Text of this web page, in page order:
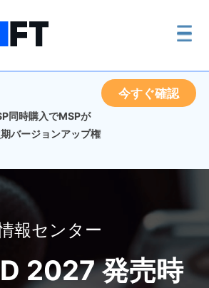
同時購入でMSPが
バージョンアップ権
今すぐ確認
報センター
2027 発売時